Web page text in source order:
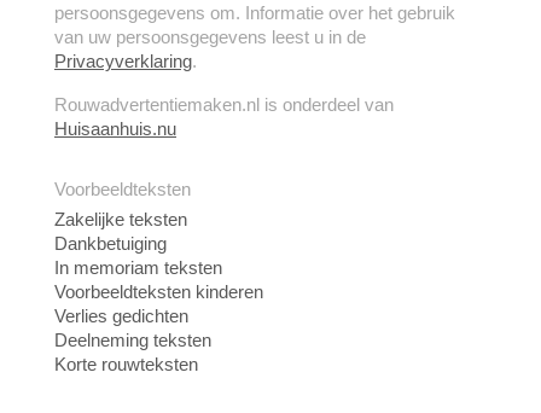
persoonsgegevens om. Informatie over het gebruik
van uw persoonsgegevens leest u in de
Privacyverklaring.
Rouwadvertentiemaken.nl is onderdeel van
Huisaanhuis.nu
Voorbeeldteksten
Zakelijke teksten
Dankbetuiging
In memoriam teksten
Voorbeeldteksten kinderen
Verlies gedichten
Deelneming teksten
Korte rouwteksten